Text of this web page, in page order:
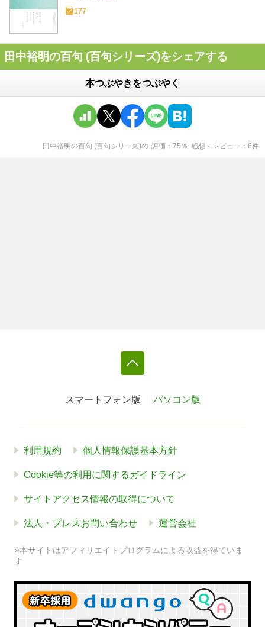
177
田中裕明の百句 (百句シリーズ)をシェアする
本つぶやきをつぶやく
田中裕明の百句 (百句シリーズ)の 評価 75 ％ 感想・レビュー 6件
スマートフォン版 パソコン版
利用規約 個人情報保護基本方針
Cookie等の利用に関するガイドライン
サイトアクセス情報の取得について
法人・プレスお問い合わせ 運営会社
※本サイトはアフィリエイトプログラムによる収益を得ていま
す